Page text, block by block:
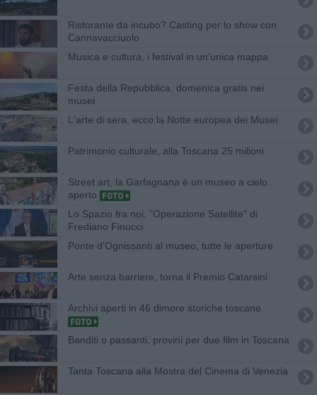
Ristorante da incubo? Casting per lo show con
Cannavacciuolo
Musica e cultura, i festival in un’unica mappa
Festa della Repubblica, domenica gratis nei
musei
L'arte di sera, ecco la Notte europea dei Musei
Patrimonio culturale, alla Toscana 25 milioni
Street art, la Garfagnana è un museo a cielo
aperto
Lo Spazio fra noi, "Operazione Satellite" di
Frediano Finucci
Ponte d'Ognissanti al museo, tutte le aperture
Arte senza barriere, torna il Premio Catarsini
Archivi aperti in 46 dimore storiche toscane
Banditi o passanti, provini per due film in Toscana
Tanta Toscana alla Mostra del Cinema di Venezia